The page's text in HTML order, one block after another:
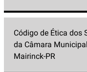
Código de Ética dos
da Câmara
Mairinck-PR